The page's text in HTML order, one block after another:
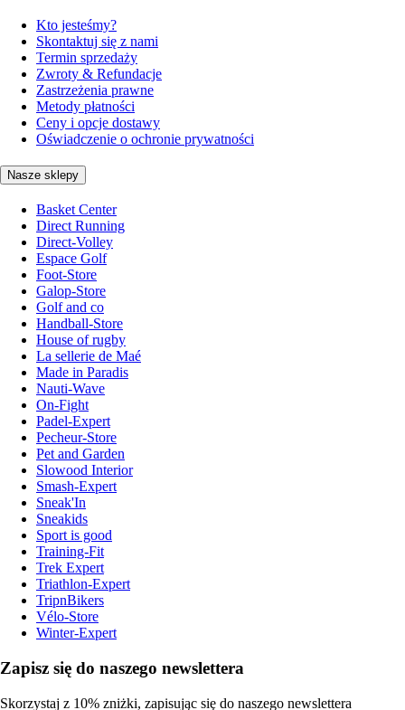
Kto jesteśmy?
Skontaktuj się z nami
Termin sprzedaży
Zwroty & Refundacje
Zastrzeżenia prawne
Metody płatności
Ceny i opcje dostawy
Oświadczenie o ochronie prywatności
Nasze sklepy
Basket Center
Direct Running
Direct-Volley
Espace Golf
Foot-Store
Galop-Store
Golf and co
Handball-Store
House of rugby
La sellerie de Maé
Made in Paradis
Nauti-Wave
On-Fight
Padel-Expert
Pecheur-Store
Pet and Garden
Slowood Interior
Smash-Expert
Sneak'In
Sneakids
Sport is good
Training-Fit
Trek Expert
Triathlon-Expert
TripnBikers
Vélo-Store
Winter-Expert
Zapisz się do naszego newslettera
Skorzystaj z 10% zniżki, zapisując się do naszego newslettera